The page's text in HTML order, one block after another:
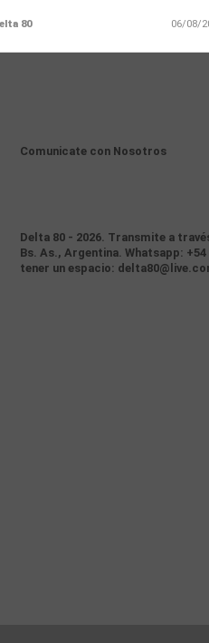
80 06/08/
Comunicate con Nosotros
Delta 80 - 2026. Transmite a
Bs. As., Argentina. Whatsapp:
tener un espacio: